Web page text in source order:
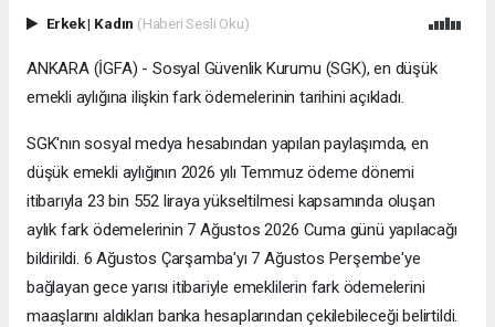
Erkek| Kadın (Haberi Sesli Oku)
ANKARA (İGFA) - Sosyal Güvenlik Kurumu (SGK), en düşük
emekli aylığına ilişkin fark ödemelerinin tarihini açıkladı.
SGK'nın sosyal medya hesabından yapılan paylaşımda, en
düşük emekli aylığının 2026 yılı Temmuz ödeme dönemi
itibarıyla 23 bin 552 liraya yükseltilmesi kapsamında oluşan
aylık fark ödemelerinin 7 Ağustos 2026 Cuma günü yapılacağı
bildirildi. 6 Ağustos Çarşamba'yı 7 Ağustos Perşembe'ye
bağlayan gece yarısı itibariyle emeklilerin fark ödemelerini
maaşlarını aldıkları banka hesaplarından çekilebileceği belirtildi.